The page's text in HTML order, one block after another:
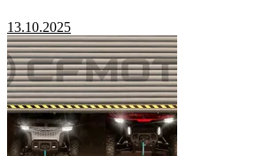
13.10.2025